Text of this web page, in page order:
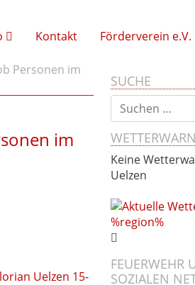
Kontakt Förderverein e.V.
Personen im
im
Uelzen 15-
SUCHE
Suchen nach:
Keine
Uelzen
FEUERWEHR
SOZIALEN